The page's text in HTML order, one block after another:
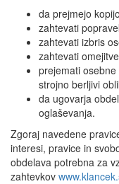
da prejmejo
zahtevati
zahtevati izbris
zahtevati
prejemati
strojno berljivi
da ugovarja
oglaševanja.
Zgoraj navedene
interesi, pravice in
obdelava potrebna za
zahtevkov